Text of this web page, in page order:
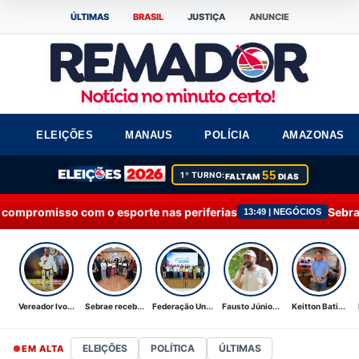
ÚLTIMAS BRASIL JUSTIÇA ANUNCIE
ELEIÇÕES MANAUS POLÍCIA AMAZONAS
1º TURNO:FALTAM55 DIAS
esporte nas periferias 13:49 | NEGÓCIOS Sebrae recebe Moção
Vereador Ivo... Sebrae receb... Federação Un... Fausto Júnio... Keitton Bati...
EM ALTA ELEIÇÕES POLÍTICA ÚLTIMAS